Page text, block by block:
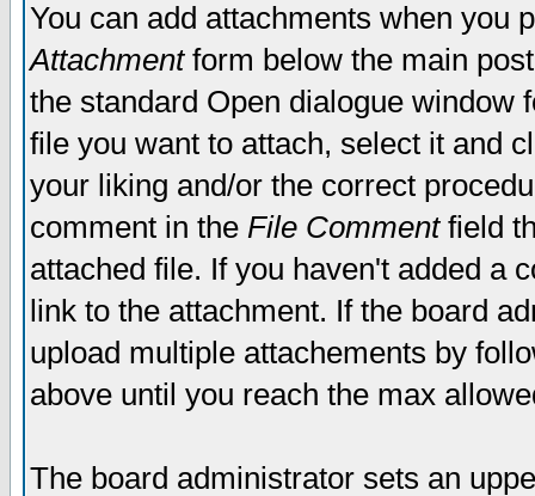
You can add attachments when you
Attachmentform below the main
the standard Open dialogue window
file you want to attach, select it and
your liking and/or the correct
comment in the File Commentfield
attached file. If you haven't added a
link to the attachment. If the board
upload multiple attachements by
above until you reach the max
The board administrator sets an